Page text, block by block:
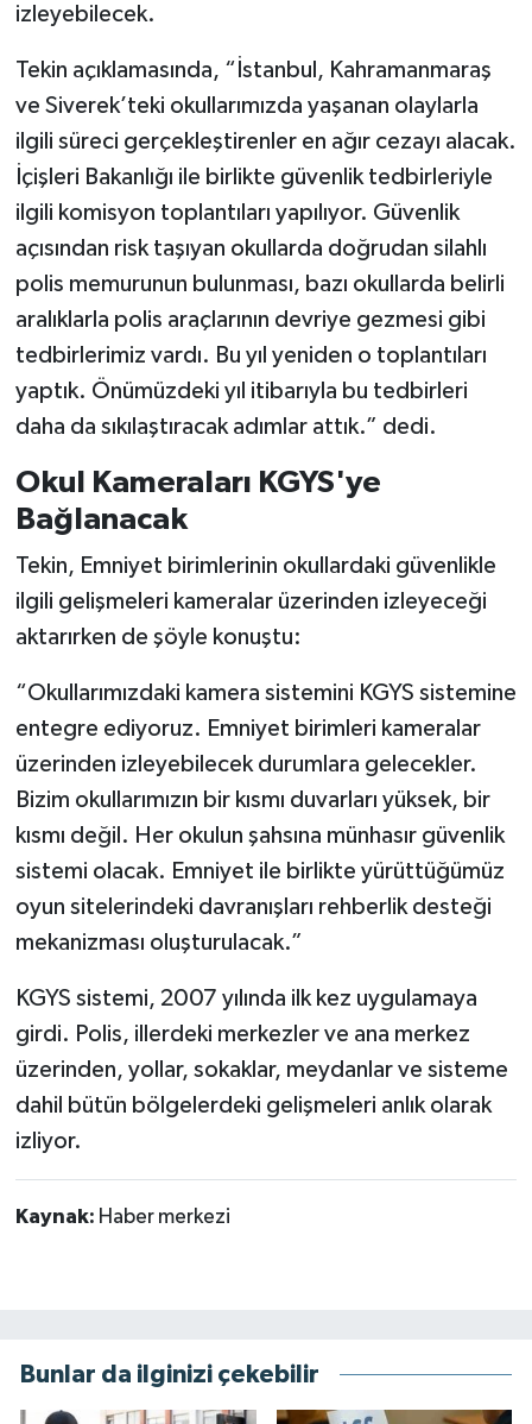
izleyebilecek.
Tekin açıklamasında, “İstanbul, Kahramanmaraş
ve Siverek’teki okullarımızda yaşanan olaylarla
ilgili süreci gerçekleştirenler en ağır cezayı alacak.
İçişleri Bakanlığı ile birlikte güvenlik tedbirleriyle
ilgili komisyon toplantıları yapılıyor. Güvenlik
açısından risk taşıyan okullarda doğrudan silahlı
polis memurunun bulunması, bazı okullarda belirli
aralıklarla polis araçlarının devriye gezmesi gibi
tedbirlerimiz vardı. Bu yıl yeniden o toplantıları
yaptık. Önümüzdeki yıl itibarıyla bu tedbirleri
daha da sıkılaştıracak adımlar attık.” dedi.
Okul Kameraları KGYS'ye
Bağlanacak
Tekin, Emniyet birimlerinin okullardaki güvenlikle
ilgili gelişmeleri kameralar üzerinden izleyeceği
aktarırken de şöyle konuştu:
“Okullarımızdaki kamera sistemini KGYS sistemine
entegre ediyoruz. Emniyet birimleri kameralar
üzerinden izleyebilecek durumlara gelecekler.
Bizim okullarımızın bir kısmı duvarları yüksek, bir
kısmı değil. Her okulun şahsına münhasır güvenlik
sistemi olacak. Emniyet ile birlikte yürüttüğümüz
oyun sitelerindeki davranışları rehberlik desteği
mekanizması oluşturulacak.”
KGYS sistemi, 2007 yılında ilk kez uygulamaya
girdi. Polis, illerdeki merkezler ve ana merkez
üzerinden, yollar, sokaklar, meydanlar ve sisteme
dahil bütün bölgelerdeki gelişmeleri anlık olarak
izliyor.
Kaynak: Haber merkezi
Bunlar da ilginizi çekebilir